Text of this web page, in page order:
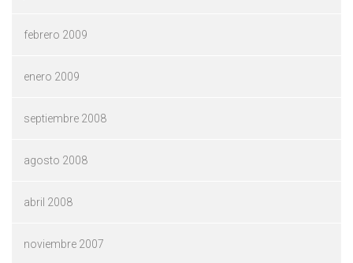
febrero 2009
enero 2009
septiembre 2008
agosto 2008
abril 2008
noviembre 2007